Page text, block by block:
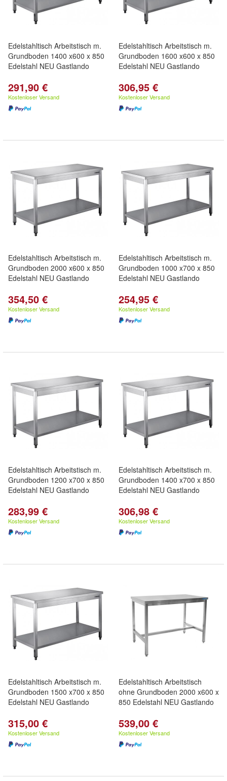
Edelstahltisch Arbeitstisch m.
Grundboden 1400 x600 x 850
Edelstahl NEU Gastlando
291,90 €
Kostenloser Versand
Edelstahltisch Arbeitstisch m.
Grundboden 1600 x600 x 850
Edelstahl NEU Gastlando
306,95 €
Kostenloser Versand
Edelstahltisch Arbeitstisch m.
Grundboden 2000 x600 x 850
Edelstahl NEU Gastlando
354,50 €
Kostenloser Versand
Edelstahltisch Arbeitstisch m.
Grundboden 1000 x700 x 850
Edelstahl NEU Gastlando
254,95 €
Kostenloser Versand
Edelstahltisch Arbeitstisch m.
Grundboden 1200 x700 x 850
Edelstahl NEU Gastlando
283,99 €
Kostenloser Versand
Edelstahltisch Arbeitstisch m.
Grundboden 1400 x700 x 850
Edelstahl NEU Gastlando
306,98 €
Kostenloser Versand
Edelstahltisch Arbeitstisch m.
Grundboden 1500 x700 x 850
Edelstahl NEU Gastlando
315,00 €
Kostenloser Versand
Edelstahltisch Arbeitstisch
ohne Grundboden 2000 x600 x
850 Edelstahl NEU Gastlando
539,00 €
Kostenloser Versand